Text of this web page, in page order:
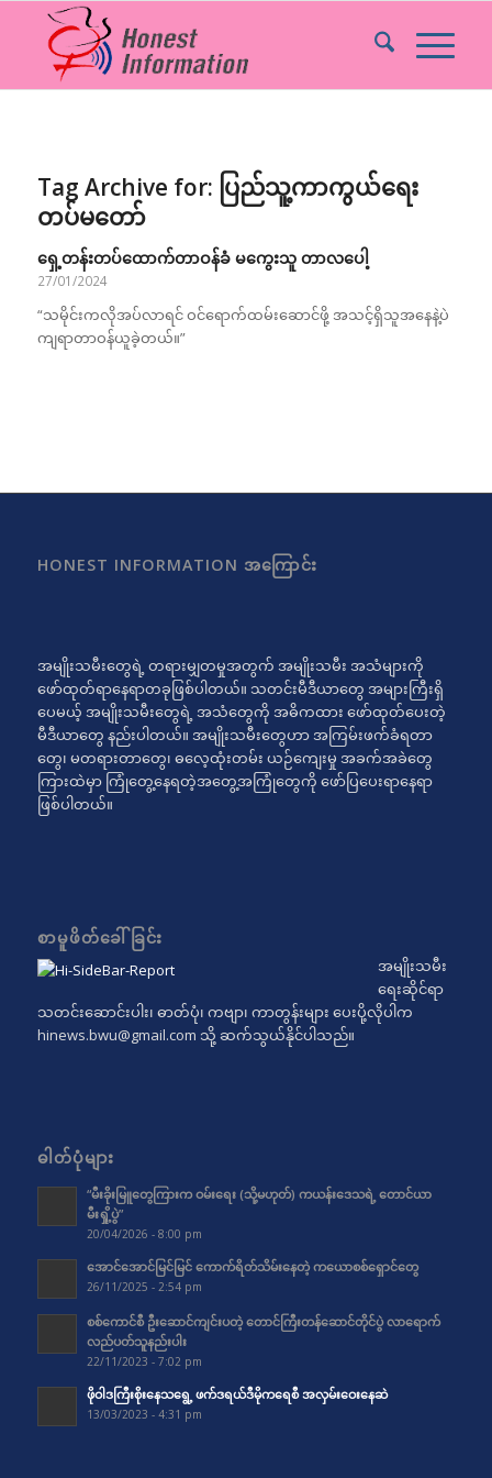
Tag Archive for: ပြည်သူ့ကာကွယ်ရေး
တပ်မတော်
ရှေ့တန်းတပ်ထောက်တာဝန်ခံ မကွေးသူ တာလပေါ့
27/01/2024
“သမိုင်းကလိုအပ်လာရင် ဝင်ရောက်ထမ်းဆောင်ဖို့ အသင့်ရှိသူအနေနဲ့ပဲ
ကျရာတာဝန်ယူခဲ့တယ်။”
HONEST INFORMATION အကြောင်း
အမျိုးသမီးတွေရဲ့ တရားမျှတမှုအတွက် အမျိုးသမီး အသံများကို
ဖော်ထုတ်ရာနေရာတခုဖြစ်ပါတယ်။ သတင်းမီဒီယာတွေ အများကြီးရှိ
ပေမယ့် အမျိုးသမီးတွေရဲ့ အသံတွေကို အဓိကထား ဖော်ထုတ်ပေးတဲ့
မီဒီယာတွေ နည်းပါတယ်။ အမျိုးသမီးတွေဟာ အကြမ်းဖက်ခံရတာ
တွေ၊ မတရားတာတွေ၊ ဓလေ့ထုံးတမ်း ယဉ်ကျေးမှု အခက်အခဲတွေ
ကြားထဲမှာ ကြုံတွေ့နေရတဲ့အတွေ့အကြုံတွေကို ဖော်ပြပေးရာနေရာ
ဖြစ်ပါတယ်။
စာမူဖိတ်ခေါ်ခြင်း
အမျိုးသမီး
ရေးဆိုင်ရာ
သတင်းဆောင်းပါး၊ ဓာတ်ပုံ၊ ကဗျာ၊ ကာတွန်းများ ပေးပို့လိုပါက
hinews.bwu@gmail.com သို့ ဆက်သွယ်နိုင်ပါသည်။
ဓါတ်ပုံများ
“မီးခိုးမြူတွေကြားက ဝမ်းရေး (သို့မဟုတ်) ကယန်းဒေသရဲ့ တောင်ယာ
မီးရှို့ပွဲ”
20/04/2026 - 8:00 pm
အောင်အောင်မြင်မြင် ကောက်ရိတ်သိမ်းနေတဲ့ ကယောစစ်ရှောင်တွေ
26/11/2025 - 2:54 pm
စစ်ကောင်စီ ဦးဆောင်ကျင်းပတဲ့ တောင်ကြီးတန်ဆောင်တိုင်ပွဲ လာရောက်
လည်ပတ်သူနည်းပါး
22/11/2023 - 7:02 pm
ဖိုဝါဒကြီးစိုးနေသရွေ့ ဖက်ဒရယ်ဒီမိုကရေစီ အလှမ်းဝေးနေဆဲ
13/03/2023 - 4:31 pm